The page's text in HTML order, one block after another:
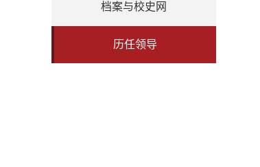
档案与校史网
历任领导